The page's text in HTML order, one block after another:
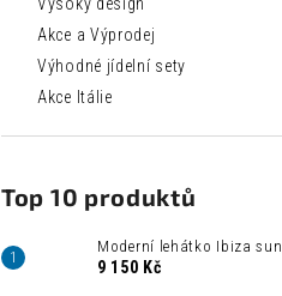
Vysoký design
Akce a Výprodej
Výhodné jídelní sety
Akce Itálie
Top 10 produktů
Moderní lehátko Ibiza sun
9 150 Kč